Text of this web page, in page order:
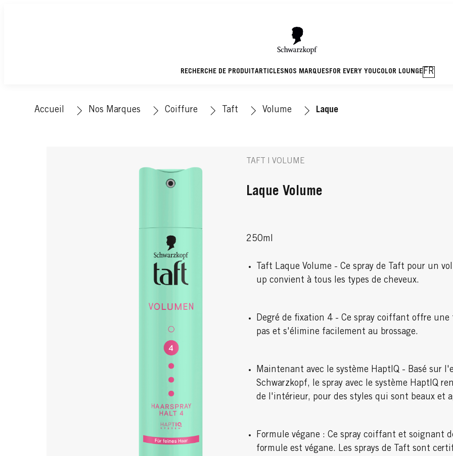
RECHERCHE DE PRODUIT ARTICLESNOS MARQUESFOR EVERY YOUCOLOR LOUNGE FR
Accueil Nos Marques Coiffure Taft Volume Laque
TAFT | VOLUME
Laque Volume
250ml
Taft Laque Volume - Ce spray de Taft pour un
up convient à tous les types de cheveux.
Degré de fixation 4 - Ce spray coiffant offre
pas et s'élimine facilement au brossage.
Maintenant avec le système HaptIQ - Basé sur
Schwarzkopf, le spray avec le système HaptIQ
de l'intérieur, pour des styles qui sont beaux et
Formule végane : Ce spray coiffant et soignant
formule est végane. Les sprays de Taft sont